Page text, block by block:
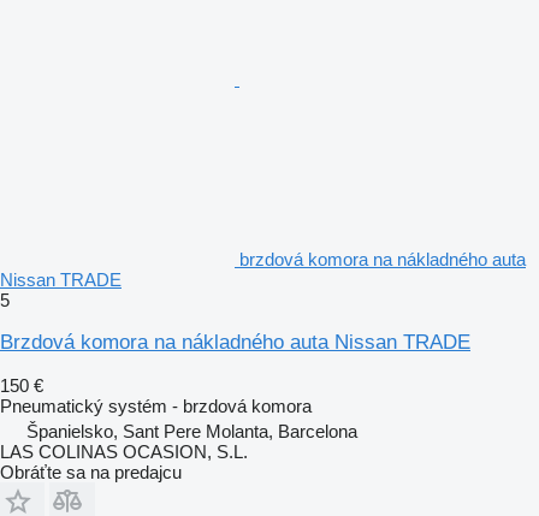
brzdová komora na nákladného auta
Nissan TRADE
5
Brzdová komora na nákladného auta Nissan TRADE
150 €
Pneumatický systém - brzdová komora
Španielsko, Sant Pere Molanta, Barcelona
LAS COLINAS OCASION, S.L.
Obráťte sa na predajcu